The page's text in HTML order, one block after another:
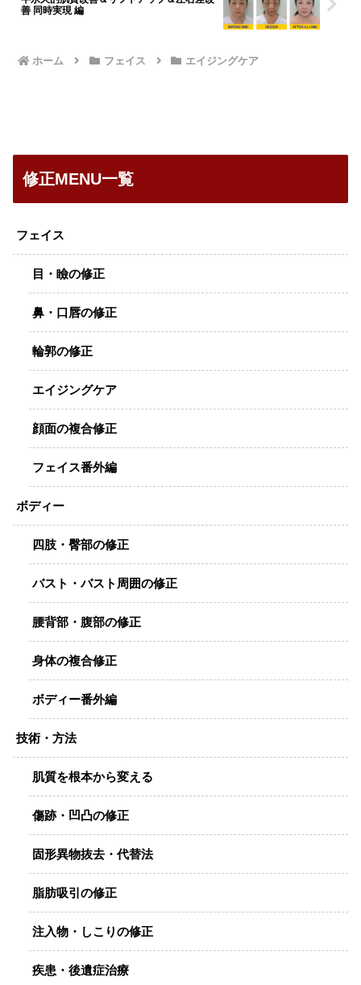
善 同時実現 編
ホーム フェイス エイジングケア
修正MENU一覧
フェイス
目・瞼の修正
鼻・口唇の修正
輪郭の修正
エイジングケア
顔面の複合修正
フェイス番外編
ボディー
四肢・臀部の修正
バスト・バスト周囲の修正
腰背部・腹部の修正
身体の複合修正
ボディー番外編
技術・方法
肌質を根本から変える
傷跡・凹凸の修正
固形異物抜去・代替法
脂肪吸引の修正
注入物・しこりの修正
疾患・後遺症治療